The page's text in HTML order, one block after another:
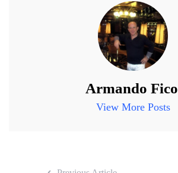
Armando Fico
View More Posts